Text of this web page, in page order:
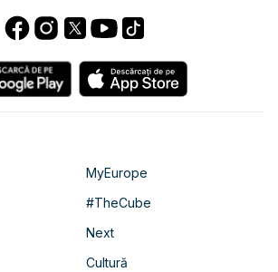
MyEurope
#TheCube
Next
Cultură